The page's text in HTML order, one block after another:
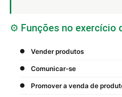
⚙️ Funções no exercício
Vender produtos
Comunicar-se
Promover a venda de